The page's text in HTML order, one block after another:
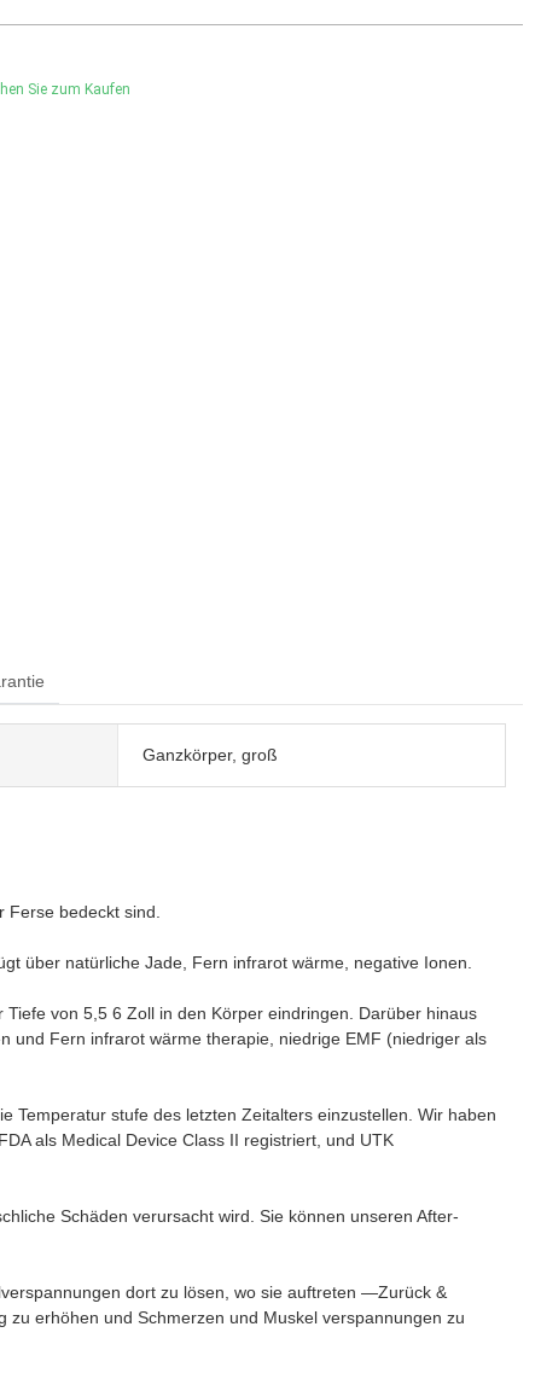
Sie zum Kaufen
Ganzkörper, groß
bedeckt sind.
über natürliche Jade, Fern infrarot wärme, negative Ionen.
von 5,5 6 Zoll in den Körper eindringen. Darüber hinaus
und Fern infrarot wärme therapie, niedrige EMF (niedriger als
Temperatur stufe des letzten Zeitalters einzustellen. Wir haben
als Medical Device Class II registriert, und UTK
Schäden verursacht wird. Sie können unseren After-
dort zu lösen, wo sie auftreten —Zurück &
zu erhöhen und Schmerzen und Muskel verspannungen zu